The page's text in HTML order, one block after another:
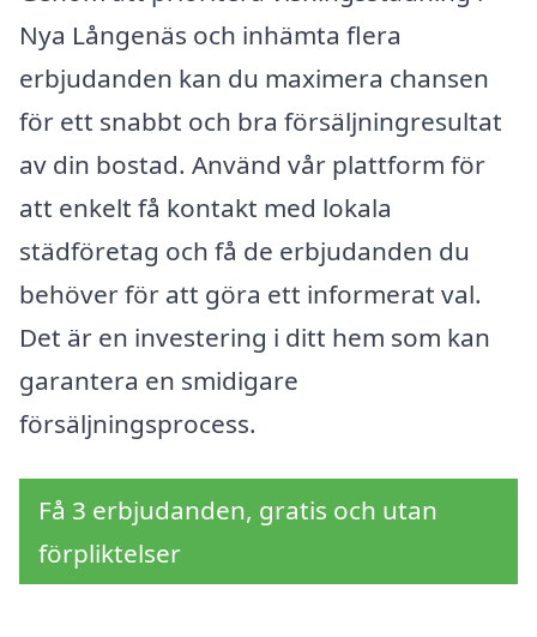
Nya Långenäs och inhämta flera
erbjudanden kan du maximera chansen
för ett snabbt och bra försäljningresultat
av din bostad. Använd vår plattform för
att enkelt få kontakt med lokala
städföretag och få de erbjudanden du
behöver för att göra ett informerat val.
Det är en investering i ditt hem som kan
garantera en smidigare
försäljningsprocess.
Få 3 erbjudanden, gratis och utan
förpliktelser